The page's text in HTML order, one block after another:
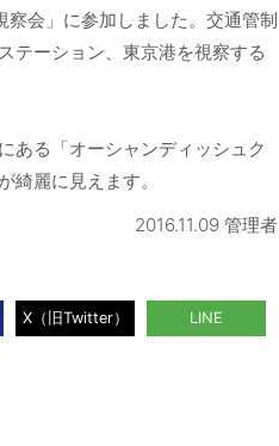
察会」に参加しました。交通管制
テーション、東京港を視察する
ある「オーシャンディッシュク
綺麗に見えます。
2016.11.09 管理者